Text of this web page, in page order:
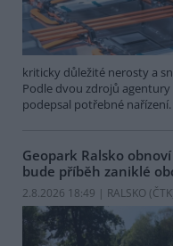
kriticky důležité nerosty a
Podle dvou zdrojů
podepsal potřebné nařízení.
Geopark Ralsko
bude příběh zaniklé
2.8.2026 18:49 | RALSKO (ČTK